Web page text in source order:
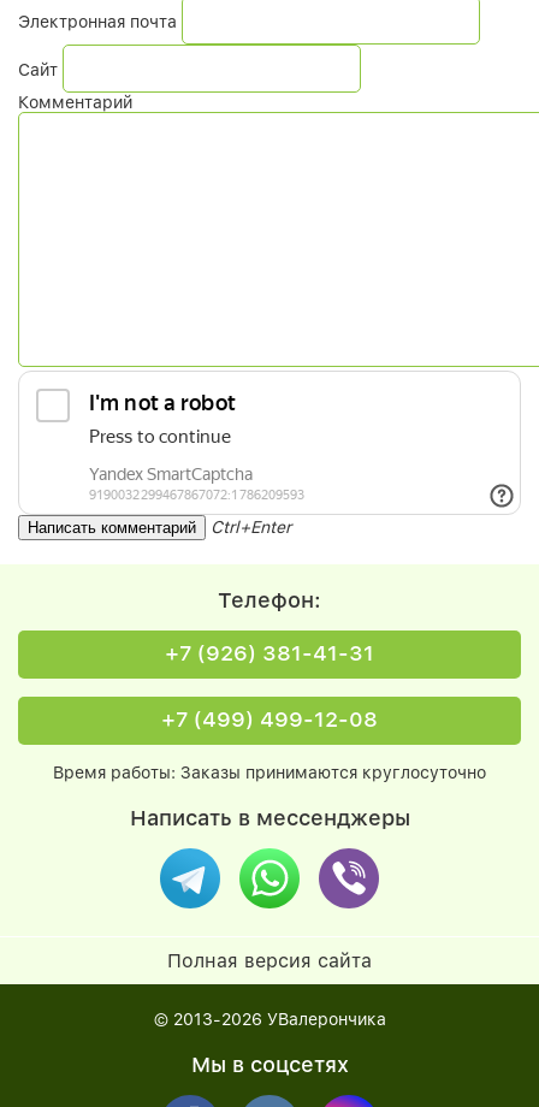
Электронная почта
Сайт
Комментарий
Ctrl+Enter
Телефон:
+7 (926) 381-41-31
+7 (499) 499-12-08
Время работы: Заказы принимаются круглосуточно
Написать в мессенджеры
Полная версия сайта
© 2013-2026 УВалерончика
Мы в соцсетях